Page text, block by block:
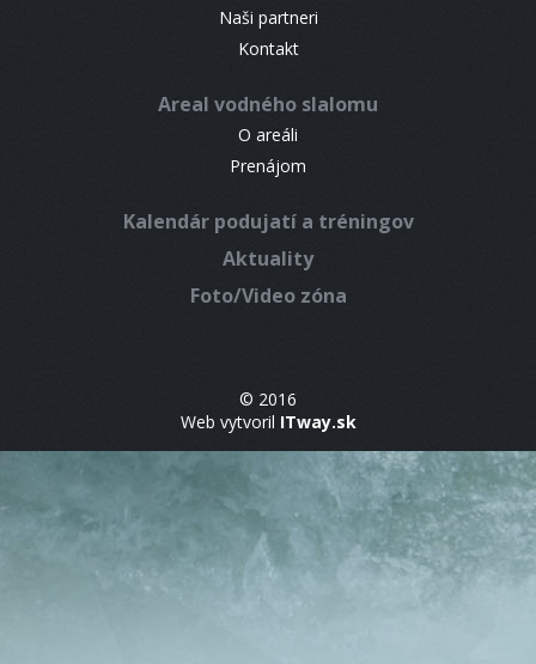
Naši partneri
Kontakt
Areal vodného slalomu
O areáli
Prenájom
Kalendár podujatí a tréningov
Aktuality
Foto/Video zóna
© 2016
Web vytvoril ITway.sk